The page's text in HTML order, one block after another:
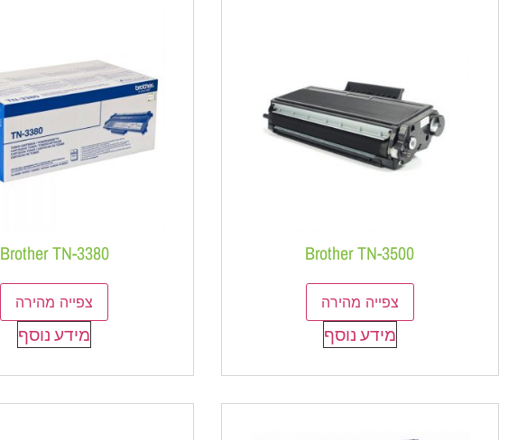
Brother TN-3500
צפייה מהירה
מידע נוסף
Brother TN-3380
צפייה מהירה
מידע נוסף